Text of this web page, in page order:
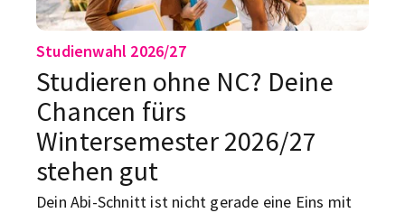
Studienwahl 2026/27
Studieren ohne NC? Deine
Chancen fürs
Wintersemester 2026/27
stehen gut
Dein Abi-Schnitt ist nicht gerade eine Eins mit